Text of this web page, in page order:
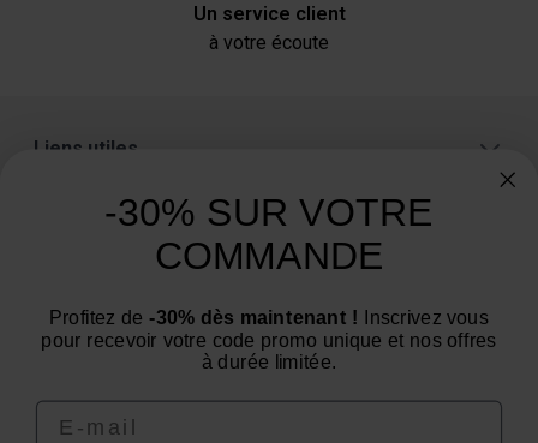
Un service client
à votre écoute
Liens utiles
Nous contacter par email
-30% SUR VOTRE
COMMANDE
Profitez de -30% dès maintenant ! Inscrivez vous
pour recevoir votre code promo unique et nos offres
à durée limitée.
Email